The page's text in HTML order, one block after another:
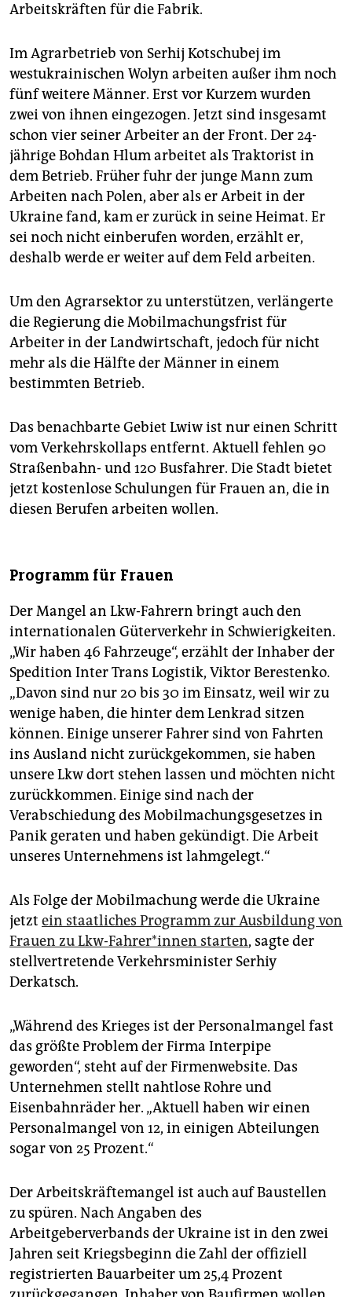
Arbeitskräften für die Fabrik.
Im Agrarbetrieb von Serhij Kotschubej im
westukrainischen Wolyn arbeiten außer ihm noch
fünf weitere Männer. Erst vor Kurzem wurden
zwei von ihnen eingezogen. Jetzt sind insgesamt
schon vier seiner Arbeiter an der Front. Der 24-
jährige Bohdan Hlum arbeitet als Traktorist in
dem Betrieb. Früher fuhr der junge Mann zum
Arbeiten nach Polen, aber als er Arbeit in der
Ukraine fand, kam er zurück in seine Heimat. Er
sei noch nicht einberufen worden, erzählt er,
deshalb werde er weiter auf dem Feld arbeiten.
Um den Agrarsektor zu unterstützen, verlängerte
die Regierung die Mobilmachungsfrist für
Arbeiter in der Landwirtschaft, jedoch für nicht
mehr als die Hälfte der Männer in einem
bestimmten Betrieb.
Das benachbarte Gebiet Lwiw ist nur einen Schritt
vom Verkehrskollaps entfernt. Aktuell fehlen 90
Straßenbahn- und 120 Busfahrer. Die Stadt bietet
jetzt kostenlose Schulungen für Frauen an, die in
diesen Berufen arbeiten wollen.
Programm für Frauen
Der Mangel an Lkw-Fahrern bringt auch den
internationalen Güterverkehr in Schwierigkeiten.
„Wir haben 46 Fahrzeuge“, erzählt der Inhaber der
Spedition Inter Trans Logistik, Viktor Berestenko.
„Davon sind nur 20 bis 30 im Einsatz, weil wir zu
wenige haben, die hinter dem Lenkrad sitzen
können. Einige unserer Fahrer sind von Fahrten
ins Ausland nicht zurückgekommen, sie haben
unsere Lkw dort stehen lassen und möchten nicht
zurückkommen. Einige sind nach der
Verabschiedung des Mobilmachungsgesetzes in
Panik geraten und haben gekündigt. Die Arbeit
unseres Unternehmens ist lahmgelegt.“
Als Folge der Mobilmachung werde die Ukraine
jetzt ein staatliches Programm zur Ausbildung von
Frauen zu Lkw-Fah­rer*in­nen starten, sagte der
stellvertretende Verkehrsminister Serhiy
Derkatsch.
„Während des Krieges ist der Personalmangel fast
das größte Problem der Firma Interpipe
geworden“, steht auf der Firmenwebsite. Das
Unternehmen stellt nahtlose Rohre und
Eisenbahnräder her. „Aktuell haben wir einen
Personalmangel von 12, in einigen Abteilungen
sogar von 25 Prozent.“
Der Arbeitskräftemangel ist auch auf Baustellen
zu spüren. Nach Angaben des
Arbeitgeberverbands der Ukraine ist in den zwei
Jahren seit Kriegsbeginn die Zahl der offiziell
registrierten Bauarbeiter um 25,4 Prozent